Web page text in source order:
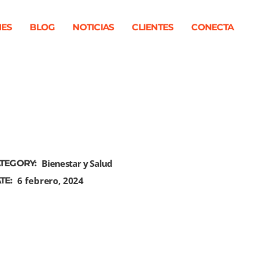
BLOG NOTICIAS CLIENTES CONECTA
Bienestar y Salud
6 febrero, 2024